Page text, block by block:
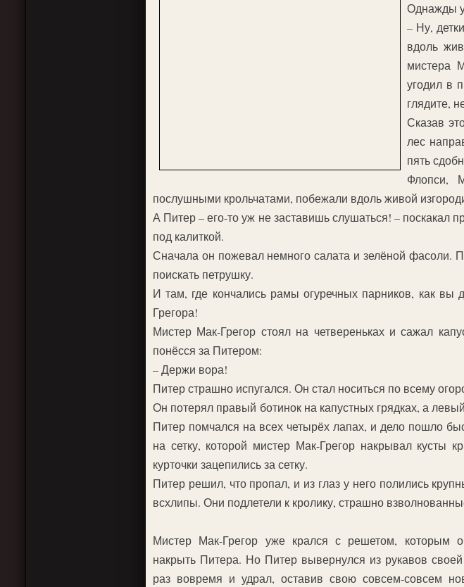
Однажды
– Ну,
вдоль
мистера
угодил в
глядите,
Сказав
лес
пять
Флопси,
послушными крольчатами, побежали вдоль живой
А Питер – его-то уж не заставишь слушаться! – поскакал
под калиткой.
Сначала он пожевал немного салата и зелёной фасоли.
поискать петрушку.
И там, где кончались рамы огуречных парников, как вы
Грегора!
Мистер Мак-Грегор стоял на четвереньках и сажал
понёсся за Питером:
– Держи вора!
Питер страшно испугался. Он стал носиться по всему
Он потерял правый ботинок на капустных грядках, а
Питер помчался на всех четырёх лапах, и дело пошло
на сетку, которой мистер Мак-Грегор накрывал кусты
курточки зацепились за сетку.
Питер решил, что пропал, и из глаз у него полились
всхлипы. Они подлетели к кролику, страшно
Мистер Мак-Грегор уже крался с решетом, которым
накрыть Питера. Но Питер вывернулся из рукавов своей
раз вовремя и удрал, оставив свою совсем-совсем